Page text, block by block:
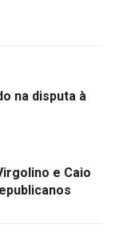
na disputa à
e Caio